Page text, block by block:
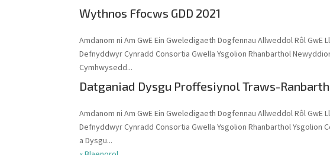
Wythnos Ffocws GDD 2021
Amdanom ni Am GwE Ein Gweledigaeth Dogfennau Allweddol Rôl
Defnyddwyr Cynradd Consortia Gwella Ysgolion Rhanbarthol
Cymhwysedd...
Datganiad Dysgu Proffesiynol Traws-
Amdanom ni Am GwE Ein Gweledigaeth Dogfennau Allweddol Rôl
Defnyddwyr Cynradd Consortia Gwella Ysgolion Rhanbarthol Ysgolion
a Dysgu...